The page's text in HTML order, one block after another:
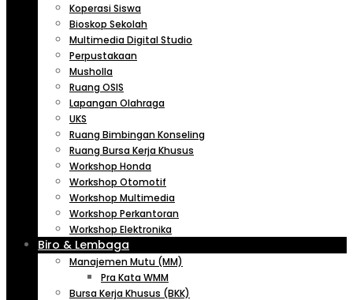
Koperasi Siswa
Bioskop Sekolah
Multimedia Digital Studio
Perpustakaan
Musholla
Ruang OSIS
Lapangan Olahraga
UKS
Ruang Bimbingan Konseling
Ruang Bursa Kerja Khusus
Workshop Honda
Workshop Otomotif
Workshop Multimedia
Workshop Perkantoran
Workshop Elektronika
Biro & Lembaga
Manajemen Mutu (MM)
Pra Kata WMM
Bursa Kerja Khusus (BKK)